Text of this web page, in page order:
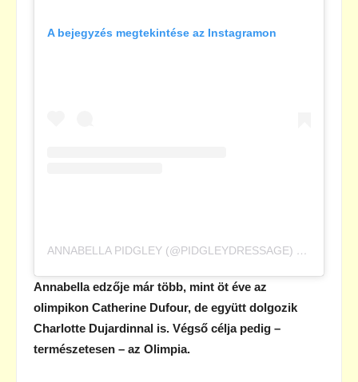
A bejegyzés megtekintése az Instagramon
ANNABELLA PIDGLEY (@PIDGLEYDRESSAGE) ÁLTAL MEGOSZTOTT BEJEGYZÉS
Annabella edzője már több, mint öt éve az
olimpikon Catherine Dufour, de együtt dolgozik
Charlotte Dujardinnal is. Végső célja pedig –
természetesen – az Olimpia.